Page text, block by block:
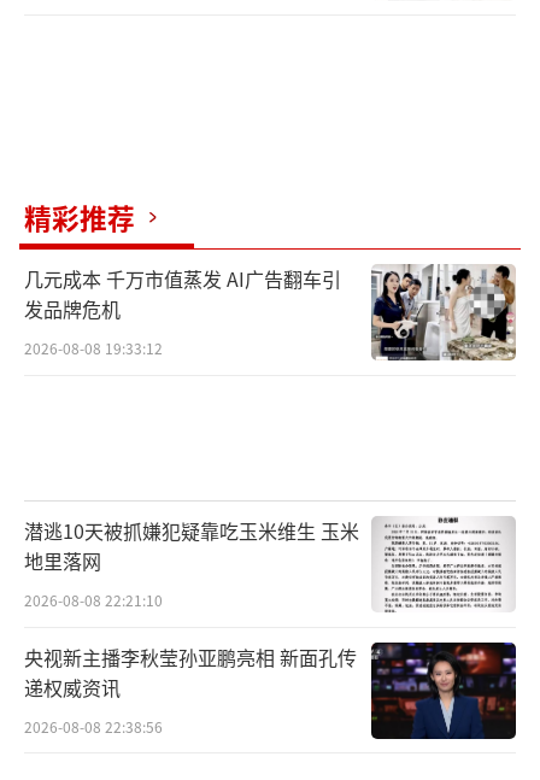
精彩推荐
几元成本 千万市值蒸发 AI广告翻车引
发品牌危机
2026-08-08 19:33:12
潜逃10天被抓嫌犯疑靠吃玉米维生 玉米
地里落网
2026-08-08 22:21:10
央视新主播李秋莹孙亚鹏亮相 新面孔传
递权威资讯
2026-08-08 22:38:56